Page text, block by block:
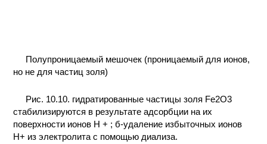
Полупроницаемый мешочек (проницаемый для ионов,
но не для частиц золя)
Рис. 10.10. гидратированные частицы золя Fe2O3
стабилизируются в результате адсорбции на их
поверхности ионов H + ; б-удаление избыточных ионов
H+ из электролита с помощью диализа.